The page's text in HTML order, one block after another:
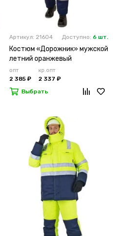
Артикул: 21604 Доступно: 6 шт.
Костюм «Дорожник» мужской
летний оранжевый
опт
2 385 ₽
кр.опт
2 337 ₽
Выбрать